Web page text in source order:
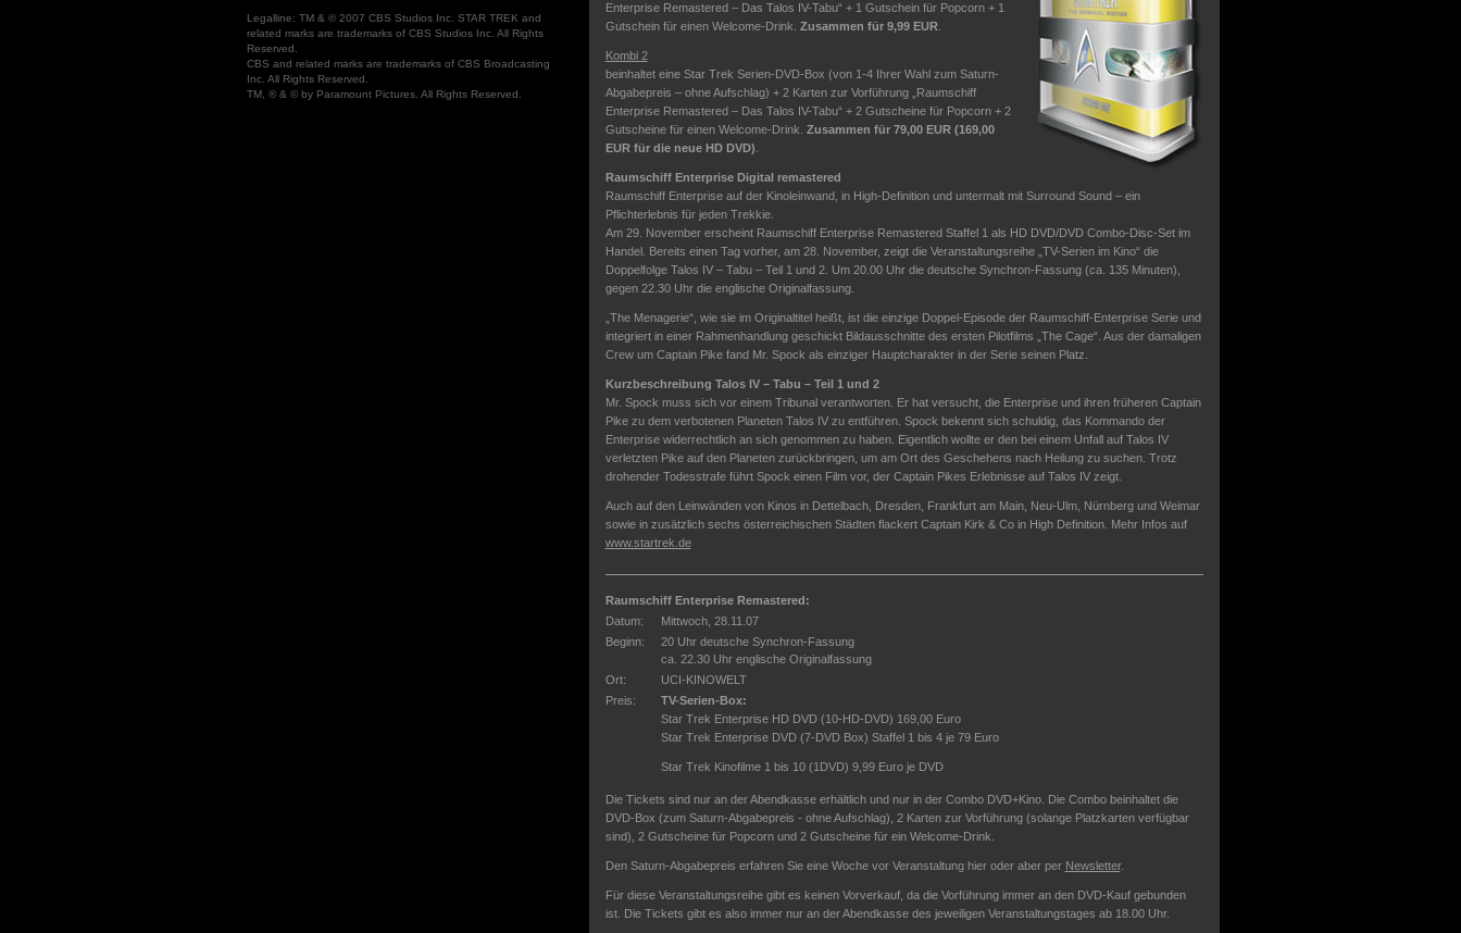
Legalline: TM & © 2007 CBS Studios Inc. STAR TREK and
related marks are trademarks of CBS Studios Inc. All Rights
Reserved.
CBS and related marks are trademarks of CBS Broadcasting
Inc. All Rights Reserved.
TM, ® & © by Paramount Pictures. All Rights Reserved.
Enterprise Remastered – Das Talos IV-Tabu“ + 1 Gutschein für Popcorn + 1
Gutschein für einen Welcome-Drink. Zusammen für 9,99 EUR.
Kombi 2
beinhaltet eine Star Trek Serien-DVD-Box (von 1-4 Ihrer Wahl zum Saturn-
Abgabepreis – ohne Aufschlag) + 2 Karten zur Vorführung „Raumschiff
Enterprise Remastered – Das Talos IV-Tabu“ + 2 Gutscheine für Popcorn + 2
Gutscheine für einen Welcome-Drink. Zusammen für 79,00 EUR (169,00
EUR für die neue HD DVD)
Raumschiff Enterprise Digital remastered
Raumschiff Enterprise auf der Kinoleinwand, in High-Definition und untermalt mit Surround Sound – ein
Pflichterlebnis für jeden Trekkie.
Am 29. November erscheint Raumschiff Enterprise Remastered Staffel 1 als HD DVD/DVD Combo-Disc-Set im
Handel. Bereits einen Tag vorher, am 28. November, zeigt die Veranstaltungsreihe „TV-Serien im Kino“ die
Doppelfolge Talos IV – Tabu – Teil 1 und 2. Um 20.00 Uhr die deutsche Synchron-Fassung (ca. 135 Minuten),
gegen 22.30 Uhr die englische Originalfassung.
„The Menagerie“, wie sie im Originaltitel heißt, ist die einzige Doppel-Episode der Raumschiff-Enterprise Serie und
integriert in einer Rahmenhandlung geschickt Bildausschnitte des ersten Pilotfilms „The Cage“. Aus der damaligen
Crew um Captain Pike fand Mr. Spock als einziger Hauptcharakter in der Serie seinen Platz.
Kurzbeschreibung Talos IV – Tabu – Teil 1 und 2
Mr. Spock muss sich vor einem Tribunal verantworten. Er hat versucht, die Enterprise und ihren früheren Captain
Pike zu dem verbotenen Planeten Talos IV zu entführen. Spock bekennt sich schuldig, das Kommando der
Enterprise widerrechtlich an sich genommen zu haben. Eigentlich wollte er den bei einem Unfall auf Talos IV
verletzten Pike auf den Planeten zurückbringen, um am Ort des Geschehens nach Heilung zu suchen. Trotz
drohender Todesstrafe führt Spock einen Film vor, der Captain Pikes Erlebnisse auf Talos IV zeigt.
Auch auf den Leinwänden von Kinos in Dettelbach, Dresden, Frankfurt am Main, Neu-Ulm, Nürnberg und Weimar
sowie in zusätzlich sechs österreichischen Städten flackert Captain Kirk & Co in High Definition. Mehr Infos auf
www.startrek.de
Raumschiff Enterprise Remastered:
Datum:
Mittwoch, 28.11.07
Beginn:
20 Uhr deutsche Synchron-Fassung
ca. 22.30 Uhr englische Originalfassung
Ort:
UCI-KINOWELT
Preis:
TV-Serien-Box:
Star Trek Enterprise HD DVD (10-HD-DVD) 169,00 Euro
Star Trek Enterprise DVD (7-DVD Box) Staffel 1 bis 4 je 79 Euro
Star Trek Kinofilme 1 bis 10 (1DVD) 9,99 Euro je DVD
Die Tickets sind nur an der Abendkasse erhältlich und nur in der Combo DVD+Kino. Die Combo beinhaltet die
DVD-Box (zum Saturn-Abgabepreis - ohne Aufschlag), 2 Karten zur Vorführung (solange Platzkarten verfügbar
sind), 2 Gutscheine für Popcorn und 2 Gutscheine für ein Welcome-Drink.
Den Saturn-Abgabepreis erfahren Sie eine Woche vor Veranstaltung hier oder aber per Newsletter.
Für diese Veranstaltungsreihe gibt es keinen Vorverkauf, da die Vorführung immer an den DVD-Kauf gebunden
ist. Die Tickets gibt es also immer nur an der Abendkasse des jeweiligen Veranstaltungstages ab 18.00 Uhr.